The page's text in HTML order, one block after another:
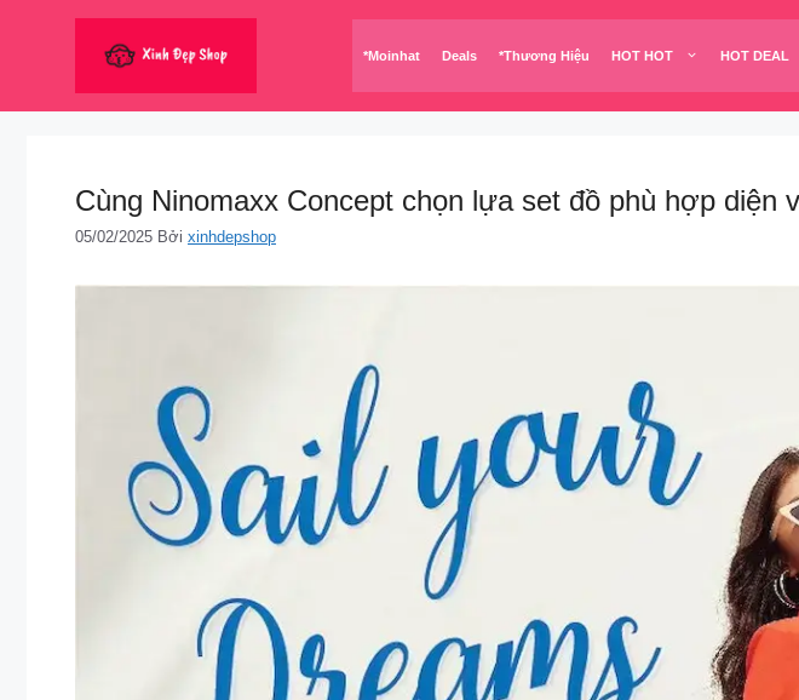
*Moinhat Deals *Thương Hiệu HOT HOT HOT DEAL
Cùng Ninomaxx Concept chọn lựa set đồ phù hợp diện
05/02/2025 Bởi xinhdepshop